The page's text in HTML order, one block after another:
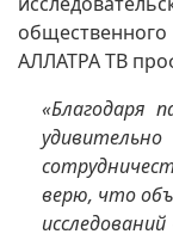
АЛЛАТРА TВ
«Благодаря
верю, что